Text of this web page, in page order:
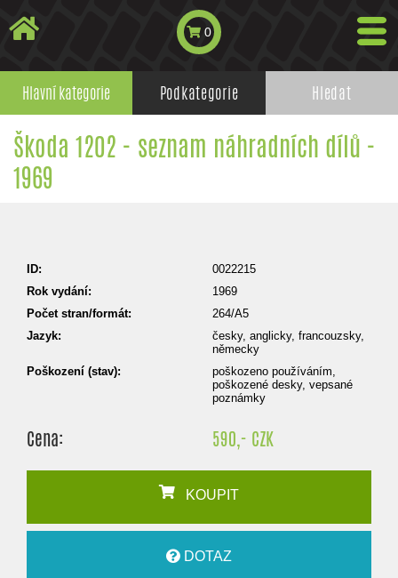
0
Hlavní kategorie Podkategorie Hledat
Škoda 1202 - seznam náhradních dílů -
1969
ID:
0022215
Rok vydání:
1969
Počet stran/formát:
264/A5
Jazyk:
česky, anglicky, francouzsky,
německy
Poškození (stav):
poškozeno používáním,
poškozené desky, vepsané
poznámky
Cena: 590,- CZK
KOUPIT
DOTAZ